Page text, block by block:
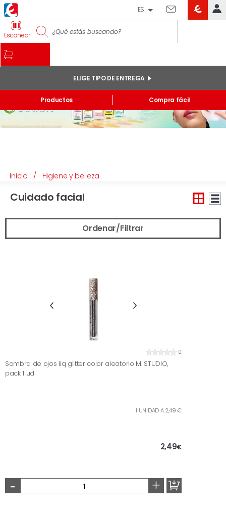
IDENTIFÍCATE
Pedidos online
Mis productos comprados en tienda y online
ES
Escanear
Productos
ELIGE TIPO DE ENTREGA
Compra fácil
Inicio / Higiene y belleza
Cuidado facial
Ordenar/Filtrar
0
Sombra de ojos liq glitter color aleatorio M. STUDIO,
pack 1 ud
1 UNIDAD A 2,49 €
2,49€
- +